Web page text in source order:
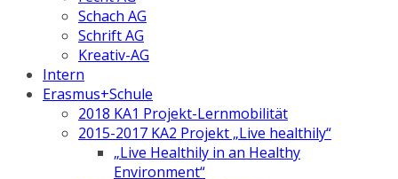
Schach AG
Schrift AG
Kreativ-AG
Intern
Erasmus+Schule
2018 KA1 Projekt-Lernmobilität
2015-2017 KA2 Projekt „Live healthily“
„Live Healthily in an Healthy
Environment“